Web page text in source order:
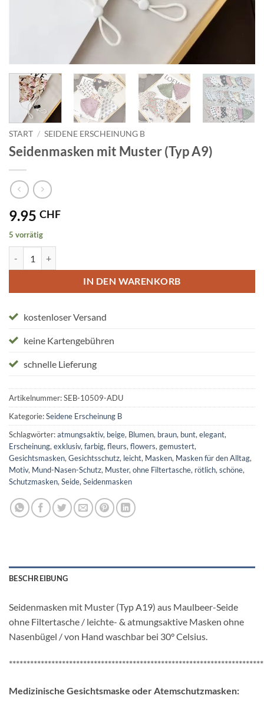
START / SEIDENE ERSCHEINUNG B
Seidenmasken mit Muster (Typ A9)
9.95 CHF
5 vorrätig
IN DEN WARENKORB
kostenloser Versand
keine Kartengebühren
schnelle Lieferung
Artikelnummer:SEB-10509-ADU
Kategorie:Seidene Erscheinung B
Schlagwörter:atmungsaktiv, beige, Blumen, braun, bunt, elegant,
Erscheinung, exklusiv, farbig, fleurs, flowers, gemustert,
Gesichtsmasken, Gesichtsschutz, leicht, Masken, Masken für den Alltag,
Motiv, Mund-Nasen-Schutz, Muster, ohne Filtertasche, rötlich, schöne,
Schutzmasken, Seide, Seidenmasken
BESCHREIBUNG
Seidenmasken mit Muster (Typ A19) aus Maulbeer-Seide
ohne Filtertasche / leichte- & atmungsaktive Masken ohne
Nasenbügel / von Hand waschbar bei 30° Celsius.
Medizinische Gesichtsmaske oder Atemschutzmasken: